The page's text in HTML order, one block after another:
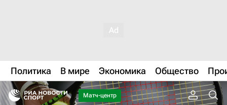
Политика В мире Экономика Общество
Матч-центр